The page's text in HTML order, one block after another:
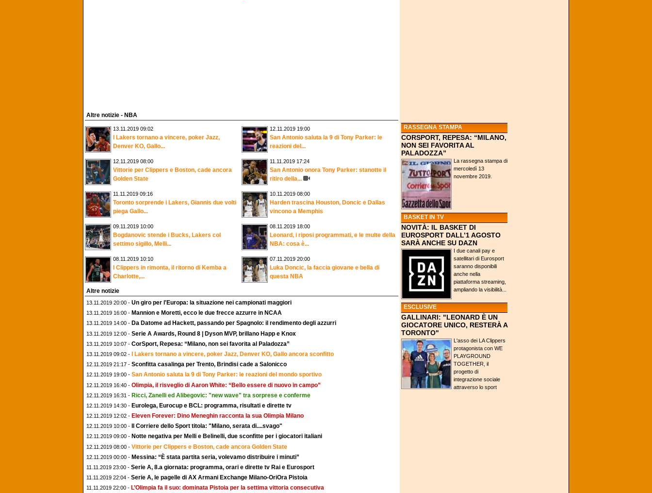
Altre notizie - NBA
13.11.2019 09:02
I Lakers tornano a vincere, poker Jazz,
Denver KO, Gallo...
12.11.2019 19:00
San Antonio saluta la 9 di Tony Parker: le
reazioni del...
12.11.2019 08:00
Vittorie per Clippers e Boston, cade ancora
Golden State
11.11.2019 17:24
San Antonio onora Tony Parker: stanotte il
ritiro della...
11.11.2019 09:16
Toronto sorprende i Lakers, Giannis due volti
piega Gallo...
10.11.2019 08:00
Harden trascina Houston, Doncic e Dallas
vincono a Memphis
09.11.2019 10:00
Bogdanovic stende i Bucks, Lakers col
settimo sigillo, Melli...
08.11.2019 18:00
Leonard, i riposi programmati, e le multe della
NBA: cosa è...
08.11.2019 10:10
I Clippers in rimonta, il ritorno di Kemba a
Charlotte,...
07.11.2019 20:00
Luka Doncic, la faccia giovane e bella di
questa NBA
Altre notizie
13.11.2019 20:00 - Un giro per l'Europa: la situazione nei campionati maggiori
13.11.2019 16:00 - Mannion e Moretti, ecco le due frecce azzurre in NCAA
13.11.2019 14:00 - Da Datome ad Hackett, passando per Spagnolo: il rendimento degli azzurri
13.11.2019 12:00 - Serie A Awards, Round 8 | Dyson MVP, brillano Happ e Knox
13.11.2019 10:07 - CorSport, Repesa: “Milano, non sei favorita al Paladozza”
13.11.2019 09:02 - I Lakers tornano a vincere, poker Jazz, Denver KO, Gallo ancora sconfitto
12.11.2019 21:17 - Sconfitta casalinga per Trento, Brindisi cade a Salonicco
12.11.2019 19:00 - San Antonio saluta la 9 di Tony Parker: le reazioni del mondo sportivo
12.11.2019 16:40 - Olimpia, il risveglio di Aaron White: “Bello essere di nuovo in campo”
12.11.2019 16:31 - Ricci, Zanelli ed Alibegovic: "new wave" tra sorprese e conferme
12.11.2019 14:30 - Eurolega, Eurocup e BCL: programma, risultati e dirette tv
12.11.2019 12:02 - Eleven Forever: Dino Meneghin racconta la sua Olimpia Milano
12.11.2019 10:00 - Il Corriere dello Sport titola: "Milano, serata di....svago"
12.11.2019 09:00 - Notte negativa per Melli e Belinelli, due sconfitte per i giocatori italiani
12.11.2019 08:00 - Vittorie per Clippers e Boston, cade ancora Golden State
12.11.2019 00:00 - Messina: “È stata partita seria, volevamo distribuire i minuti”
11.11.2019 23:00 - Serie A, 8.a giornata: programma, orari e dirette tv Rai e Eurosport
11.11.2019 22:04 - Serie A, le pagelle di AX Armani Exchange Milano-OriOra Pistoia
11.11.2019 22:00 - L’Olimpia fa il suo: dominata Pistoia per la settima vittoria consecutiva
RASSEGNA STAMPA
CORSPORT, REPESA: “MILANO,
NON SEI FAVORITA AL
PALADOZZA”
La rassegna stampa di
mercoledì 13
novembre 2019.
BASKET IN TV
NOVITÀ: IL BASKET DI
EUROSPORT DALL’1 AGOSTO
SARÀ ANCHE SU DAZN
I due canali pay e
satellitari di Eurosport
saranno disponibili
anche nella
piattaforma streaming,
ampliando la visibilità...
ESCLUSIVE
GALLINARI: "LEONARD È UN
GIOCATORE UNICO, RESTERÀ A
TORONTO"
L'asso dei LA Clippers
protagonista con WE
PLAYGROUND
TOGETHER, il
progetto di
integrazione sociale
attraverso lo sport